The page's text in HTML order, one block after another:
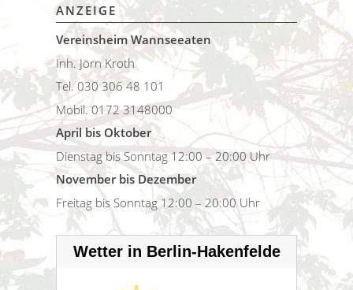
ANZEIGE
Vereinsheim Wannseeaten
Inh. Jörn Kroth
Tel. 030 306 48 101
Mobil. 0172 3148000
April bis Oktober
Dienstag bis Sonntag 12:00 – 20:00 Uhr
November bis Dezember
Freitag bis Sonntag 12:00 – 20:00 Uhr
Wetter in Berlin-Hakenfelde